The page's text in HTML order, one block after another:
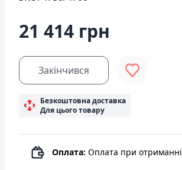
21 414 грн
Закінчився
Безкоштовна доставка
Для цього товару
Оплата: Оплата при отриманні